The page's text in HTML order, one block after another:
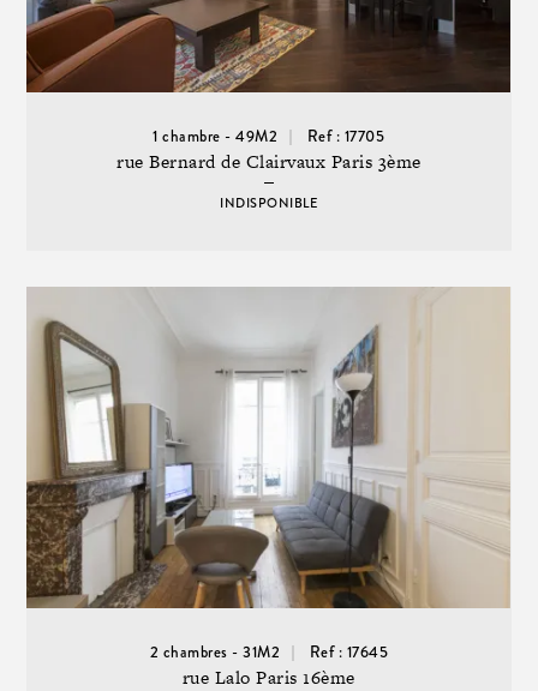
1 chambre - 49M2 Ref : 17705
rue Bernard de Clairvaux Paris 3ème
INDISPONIBLE
2 chambres - 31M2 Ref : 17645
rue Lalo Paris 16ème